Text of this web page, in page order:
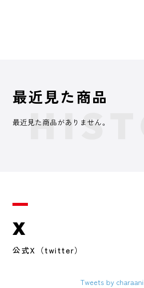
最近見た商品
最近見た商品がありません。
X
公式X（twitter）
Tweets by charaani